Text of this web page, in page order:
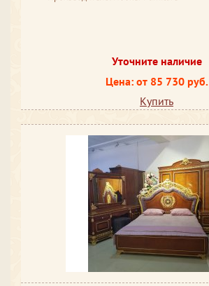
Уточните наличие
Цена: от 85 730 руб.
Купить